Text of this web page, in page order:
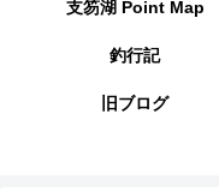
支笏湖 Point Map
釣行記
旧ブログ